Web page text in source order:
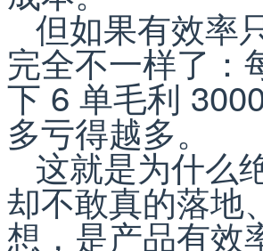
但如果有效率
完全不一样了：
下 6 单毛利
多亏得越多。
这就是为什么
却不敢真的落
想，是产品有效